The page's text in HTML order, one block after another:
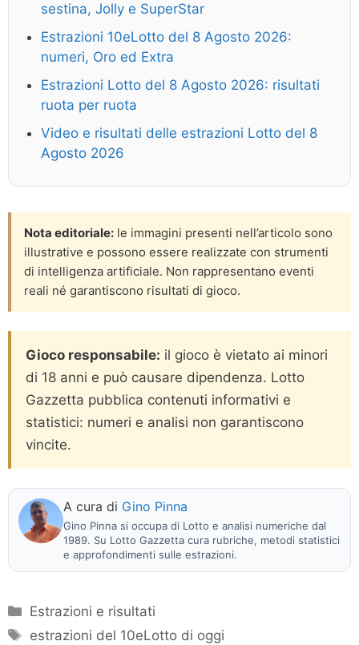
sestina, Jolly e SuperStar
Estrazioni 10eLotto del 8 Agosto 2026:
numeri, Oro ed Extra
Estrazioni Lotto del 8 Agosto 2026: risultati
ruota per ruota
Video e risultati delle estrazioni Lotto del 8
Agosto 2026
Nota editoriale: le immagini presenti nell’articolo sono
illustrative e possono essere realizzate con strumenti
di intelligenza artificiale. Non rappresentano eventi
reali né garantiscono risultati di gioco.
Gioco responsabile: il gioco è vietato ai minori
di 18 anni e può causare dipendenza. Lotto
Gazzetta pubblica contenuti informativi e
statistici: numeri e analisi non garantiscono
vincite.
A cura di Gino Pinna
Gino Pinna si occupa di Lotto e analisi numeriche dal
1989. Su Lotto Gazzetta cura rubriche, metodi statistici
e approfondimenti sulle estrazioni.
Categorie
Estrazioni e risultati
Tag
estrazioni del 10eLotto di oggi